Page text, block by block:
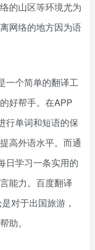
的山区等环境尤为
网络的地方因为语
一个简单的翻译工
好帮手。在APP
行单词和短语的保
高外语水平。而通
日学习一条实用的
能力。百度翻译
对于出国旅游，
助。